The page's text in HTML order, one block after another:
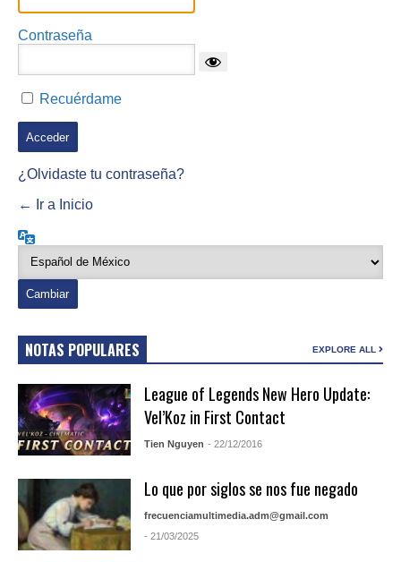
Contraseña
Recuérdame
¿Olvidaste tu contraseña?
← Ir a Inicio
NOTAS POPULARES EXPLORE ALL
League of Legends New Hero Update:
Vel’Koz in First Contact
Tien Nguyen - 22/12/2016
Lo que por siglos se nos fue negado
frecuenciamultimedia.adm@gmail.com
- 21/03/2025